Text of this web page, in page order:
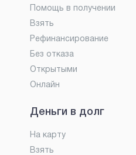
Помощь в получении
Взять
Рефинансирование
Без отказа
Открытыми
Онлайн
Деньги в долг
На карту
Взять